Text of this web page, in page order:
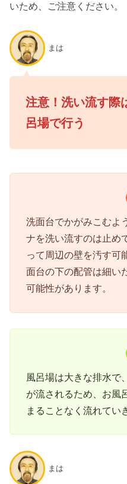
いため、ご注意ください。
まは
注意！洗い流す際
呂場で行う
洗面台でかがみこむよ
ナを洗い流すのは止め
って周辺の壁を汚す可
面台の下の配管は細い
可能性があります。
風呂場は大きな排水で
が流されるため、お風
まることなく流れてい
まは